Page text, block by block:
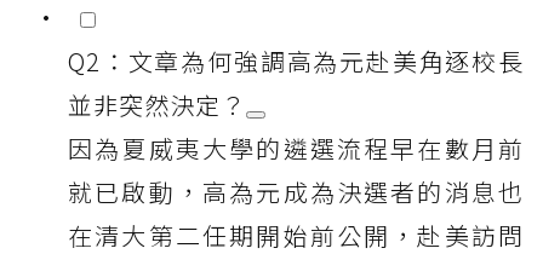
Q2：文章為何強調高為元赴美角逐校長
並非突然決定？
因為夏威夷大學的遴選流程早在數月前
就已啟動，高為元成為決選者的消息也
在清大第二任期開始前公開，赴美訪問